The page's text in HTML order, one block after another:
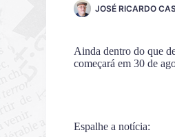
JOSÉ RICARDO
Ainda dentro do que
começará em 30 de
Espalhe a notícia: